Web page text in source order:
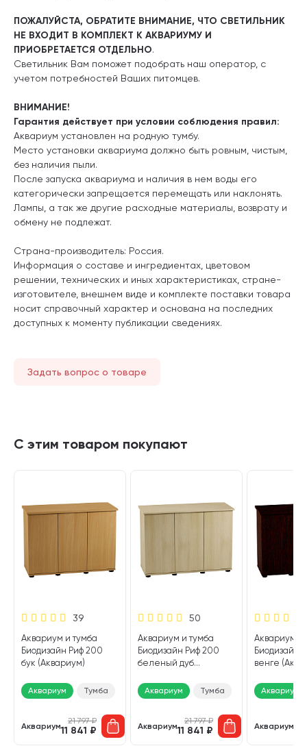
ПОЖАЛУЙСТА, ОБРАТИТЕ ВНИМАНИЕ, ЧТО СВЕТИЛЬНИК
НЕ ВХОДИТ В КОМПЛЕКТ К АКВАРИУМУ И
ПРИОБРЕТАЕТСЯ ОТДЕЛЬНО.
Светильник Вам поможет подобрать наш оператор, с
учетом потребностей Ваших питомцев.
ВНИМАНИЕ!
Гарантия действует при условии соблюдения правил:
Аквариум установлен на родную тумбу.
Место установки аквариума должно быть ровным, чистым,
без наличия пыли.
После запуска аквариума и наличия в нем воды его
категорически запрещается перемещать или наклонять.
Лампы, а так же другие расходные материалы, возврату и
обмену не подлежат.
Страна-производитель: Россия.
Информация о составе и ингредиентах, цветовом
решении, технических и иных характеристиках, стране-
изготовителе, внешнем виде и комплекте поставки товара
носит справочный характер и основана на последних
доступных к моменту публикации сведениях.
Задать вопрос о товаре
С этим товаром покупают
39
Аквариум и тумба
Биодизайн Риф 200
бук (Аквариум)
Аквариум Тумба
Аквариум
21 797₽
11 841 ₽
50
Аквариум и тумба
Биодизайн Риф 200
беленый дуб
Аквариум Тумба
Аквариум
21 797₽
11 841 ₽
Аквариум и
Биодизайн
венге
Аквариум
Аквариум